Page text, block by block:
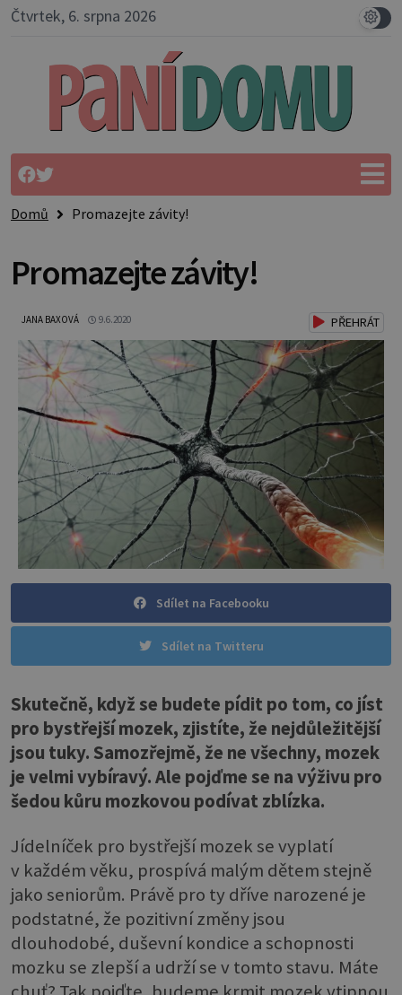
Čtvrtek, 6. srpna 2026
Domů Promazejte závity!
Promazejte závity!
JANA BAXOVÁ 9.6.2020 PŘEHRÁT
Sdílet na Facebooku
Sdílet na Twitteru
Skutečně, když se budete pídit po tom, co jíst
pro bystřejší mozek, zjistíte, že nejdůležitější
jsou tuky. Samozřejmě, že ne všechny, mozek
je velmi vybíravý. Ale pojďme se na výživu pro
šedou kůru mozkovou podívat zblízka.
Jídelníček pro bystřejší mozek se vyplatí
v každém věku, prospívá malým dětem stejně
jako seniorům. Právě pro ty dříve narozené je
podstatné, že pozitivní změny jsou
dlouhodobé, duševní kondice a schopnosti
mozku se zlepší a udrží se v tomto stavu. Máte